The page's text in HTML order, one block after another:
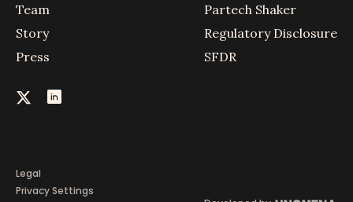
Team
Story
Press
Partech Shaker
Regulatory Disclosure
SFDR
Legal
Privacy Settings